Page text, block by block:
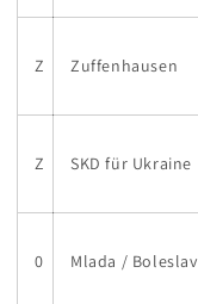
Z Zuffenhausen
Z SKD für Ukraine
0 Mlada / Boleslav